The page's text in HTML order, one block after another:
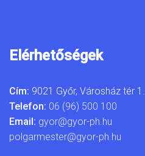
Elérhetőségek
Cím: 9021 Győr, Városház tér 1.
Telefon: 06 (96) 500 100
Email: gyor@gyor-ph.hu
polgarmester@gyor-ph.hu